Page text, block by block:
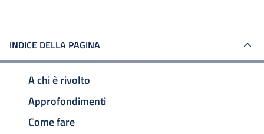
INDICE DELLA PAGINA
A chi è rivolto
Approfondimenti
Come fare